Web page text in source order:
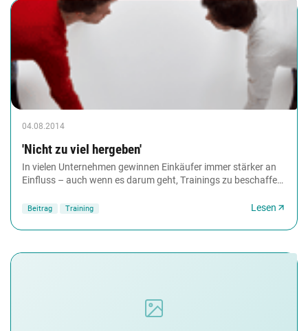
04.08.2014
'Nicht zu viel hergeben'
In vielen Unternehmen gewinnen Einkäufer immer stärker an
Einfluss – auch wenn es darum geht, Trainings zu beschaffen.
Beitrag Training Lesen